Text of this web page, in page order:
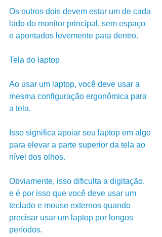
Os outros dois devem estar um de cada
lado do monitor principal, sem espaço
e apontados levemente para dentro.
Tela do laptop
Ao usar um laptop, você deve usar a
mesma configuração ergonômica para
a tela.
Isso significa apoiar seu laptop em algo
para elevar a parte superior da tela ao
nível dos olhos.
Obviamente, isso dificulta a digitação,
e é por isso que você deve usar um
teclado e mouse externos quando
precisar usar um laptop por longos
períodos.